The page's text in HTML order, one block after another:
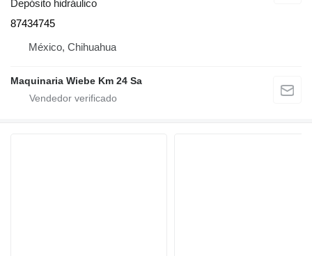
Depósito hidráulico
87434745
México, Chihuahua
Maquinaria Wiebe Km 24 Sa